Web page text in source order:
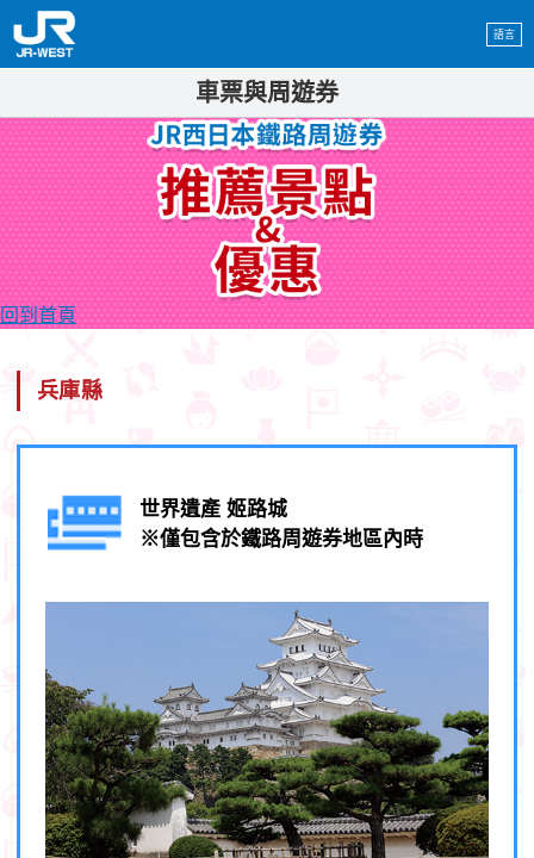
語言
車票與周遊券
回到首頁
兵庫縣
世界遺產 姬路城
※僅包含於鐵路周遊券地區內時